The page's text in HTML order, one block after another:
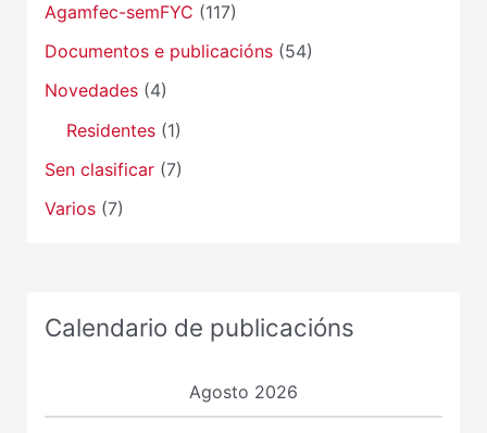
Agamfec-semFYC (117)
Documentos e publicacións(54)
Novedades(4)
Residentes(1)
Sen clasificar(7)
Varios(7)
Calendario de publicacións
Agosto 2026